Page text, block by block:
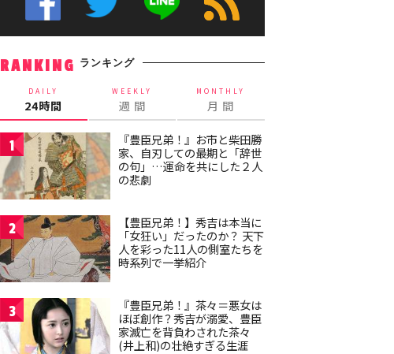
RANKING ランキング
DAILY
24時間
WEEKLY
週 間
MONTHLY
月 間
1
『豊臣兄弟！』お市と柴田勝
家、自刃しての最期と「辞世
の句」…運命を共にした２人
の悲劇
2
【豊臣兄弟！】秀吉は本当に
「女狂い」だったのか？ 天下
人を彩った11人の側室たちを
時系列で一挙紹介
3
『豊臣兄弟！』茶々＝悪女は
ほぼ創作？秀吉が溺愛、豊臣
家滅亡を背負わされた茶々
(井上和)の壮絶すぎる生涯